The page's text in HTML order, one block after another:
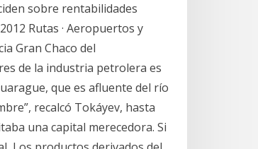
sobre rentabilidades
Rutas · Aeropuertos y
Gran Chaco del
de la industria petrolera es
que es afluente del río
recalcó Tokáyev, hasta
una capital merecedora. Si